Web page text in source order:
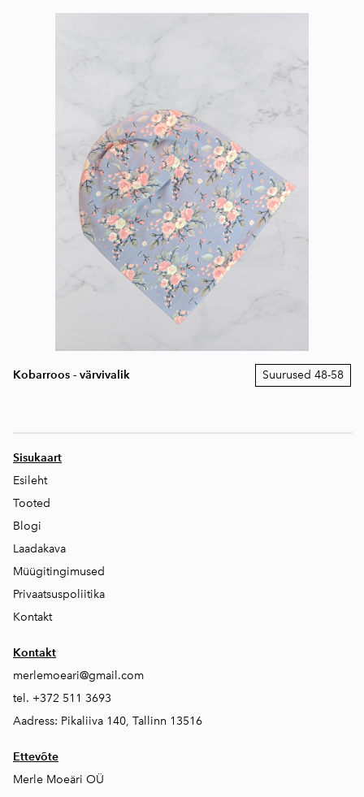
Kobarroos - värvivalik Suurused 48-58
Sisukaart
Esileht
Tooted
Blogi
Laadakava
Müügitingimused
Privaatsuspoliitika
Kontakt
Kontakt
merlemoeari@gmail.com
tel. +372 511 3693
Aadress: Pikaliiva 140, Tallinn 13516
Ettevõte
Merle Moeäri OÜ